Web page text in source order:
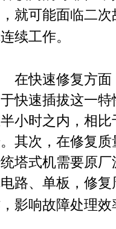
就可能面临二
续工作。
快速修复方面
快速插拔这一
小时之内，相
其次，在修复
塔式机需要原
路、单板，修
影响故障处理效